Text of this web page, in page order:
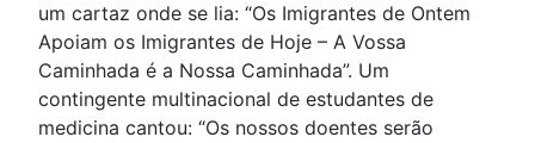
um cartaz onde se lia: “Os Imigrantes de Ontem
Apoiam os Imigrantes de Hoje – A Vossa
Caminhada é a Nossa Caminhada”. Um
contingente multinacional de estudantes de
medicina cantou: “Os nossos doentes serão